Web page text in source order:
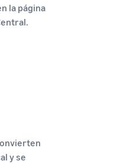
la página
y se